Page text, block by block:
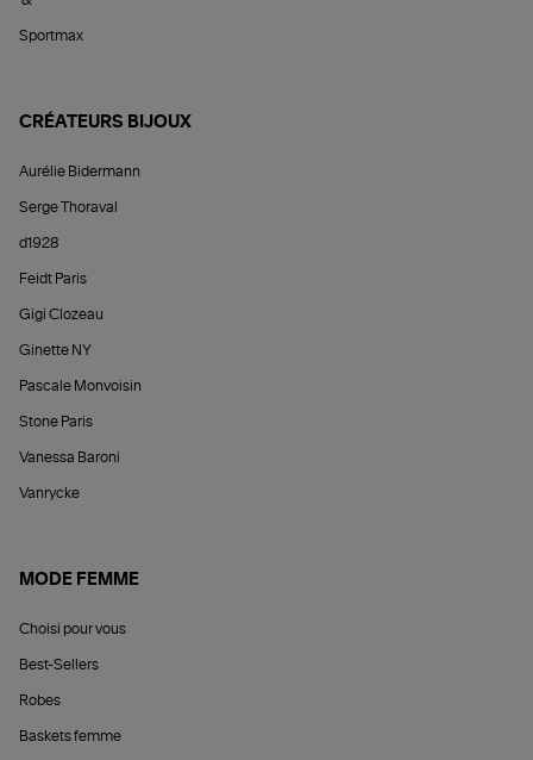
Sportmax
CRÉATEURS BIJOUX
Aurélie Bidermann
Serge Thoraval
d1928
Feidt Paris
Gigi Clozeau
Ginette NY
Pascale Monvoisin
Stone Paris
Vanessa Baroni
Vanrycke
MODE FEMME
Choisi pour vous
Best-Sellers
Robes
Baskets femme